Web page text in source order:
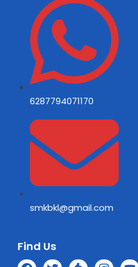
6287794071170
smkbkl@gmail.com
Find Us